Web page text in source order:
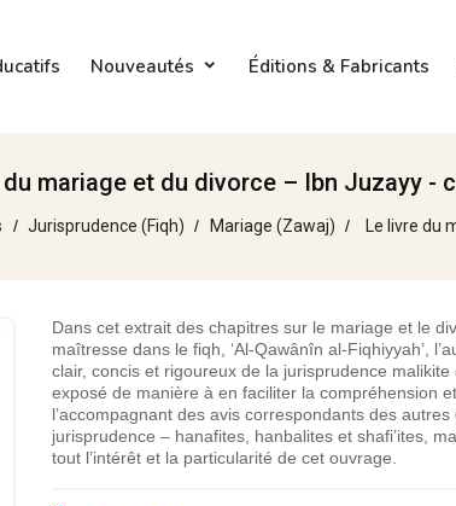
Nouveautés Éditions & Fabricants
mariage et du divorce – Ibn Juzayy -
Jurisprudence (Fiqh) Mariage (Zawaj) Le livre du
Dans cet extrait des chapitres sur le mariage et le
maîtresse dans le fiqh, ‘Al-Qawânîn al-Fiqhiyyah’,
clair, concis et rigoureux de la jurisprudence
exposé de manière à en faciliter la compréhension
l’accompagnant des avis correspondants des
jurisprudence – hanafites, hanbalites et shafi’ites,
tout l’intérêt et la particularité de cet ouvrage.